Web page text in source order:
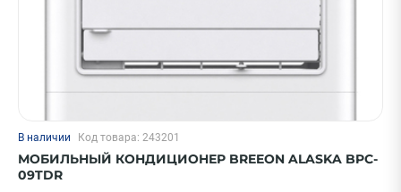
В наличии Код товара: 243201
МОБИЛЬНЫЙ КОНДИЦИОНЕР BREEON ALASKA BPC-
09TDR